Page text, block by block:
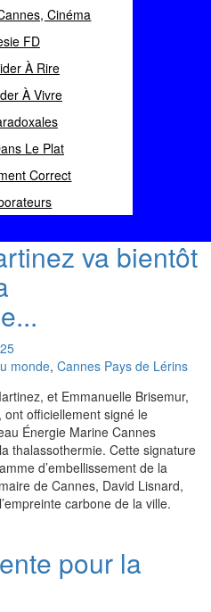
Cinéma
FD
À Rire
À Vivre
Le Plat
Correct
va bientôt
monde, Cannes Pays de Lérins
et Emmanuelle Brisemur,
officiellement signé le
Énergie Marine Cannes
thalassothermie. Cette signature
d’embellissement de la
de Cannes, David Lisnard,
carbone de la ville.
pour la